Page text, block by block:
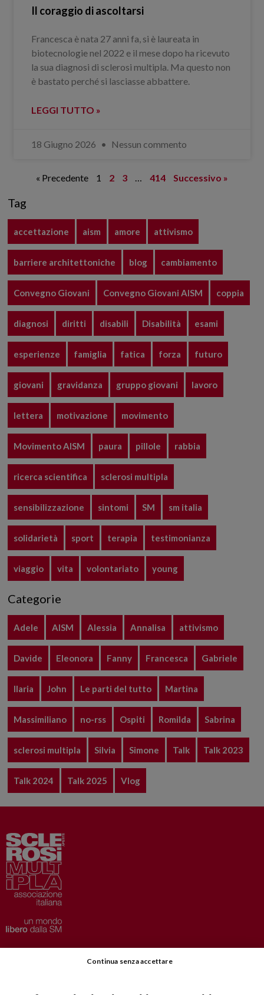
Il coraggio di ascoltarsi
Francesca è nata 27 anni fa, si è laureata in
biotecnologie nel 2022 e il mese dopo ha ricevuto
la sua diagnosi di sclerosi multipla. Ma questo non
è bastato perché si lasciasse abbattere.
LEGGI TUTTO »
18 Giugno 2026 Nessun commento
« Precedente 1 2 3 … 414 Successivo »
Tag
accettazione aism amore attivismo
barriere architettoniche blog cambiamento
Convegno Giovani Convegno Giovani AISM coppia
diagnosi diritti disabili Disabilità esami
esperienze famiglia fatica forza futuro
giovani gravidanza gruppo giovani lavoro
lettera motivazione movimento
Movimento AISM paura pillole rabbia
ricerca scientifica sclerosi multipla
sensibilizzazione sintomi SM sm italia
solidarietà sport terapia testimonianza
viaggio vita volontariato young
Categorie
Adele AISM Alessia Annalisa attivismo
Davide Eleonora Fanny Francesca Gabriele
Ilaria John Le parti del tutto Martina
Massimiliano no-rss Ospiti Romilda Sabrina
sclerosi multipla Silvia Simone Talk Talk 2023
Talk 2024 Talk 2025 Vlog
Privacy–Disclaimer
Continua senza accettare